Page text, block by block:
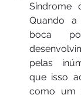
Síndrome
Quando a
boca
pelas
que isso
como um